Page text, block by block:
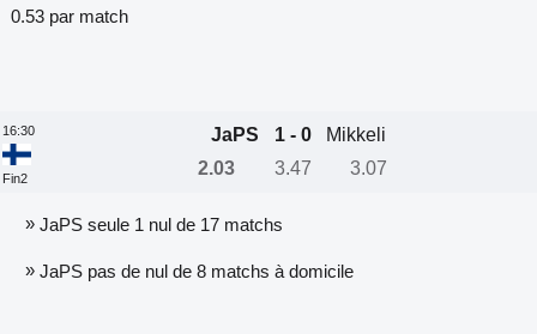
0.53 par match
16:30
Fin2
JaPS 1 - 0
Mikkeli
2.03
3.47 3.07
»JaPS seule 1 nul de 17 matchs
»JaPS pas de nul de 8 matchs à domicile